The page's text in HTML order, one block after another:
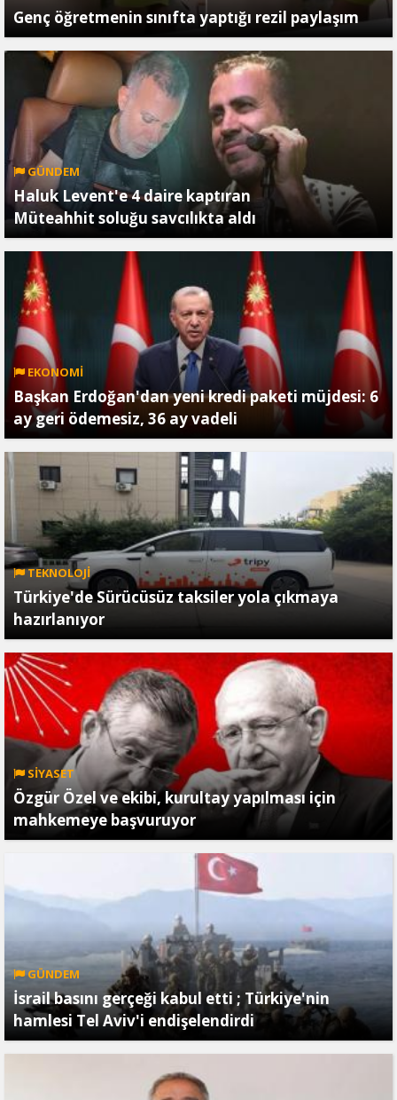
Genç öğretmenin sınıfta yaptığı rezil paylaşım
GÜNDEM
Haluk Levent'e 4 daire kaptıran
Müteahhit soluğu savcılıkta aldı
EKONOMİ
Başkan Erdoğan'dan yeni kredi paketi müjdesi: 6
ay geri ödemesiz, 36 ay vadeli
TEKNOLOJİ
Türkiye'de Sürücüsüz taksiler yola çıkmaya
hazırlanıyor
SİYASET
Özgür Özel ve ekibi, kurultay yapılması için
mahkemeye başvuruyor
GÜNDEM
İsrail basını gerçeği kabul etti ; Türkiye'nin
hamlesi Tel Aviv'i endişelendirdi